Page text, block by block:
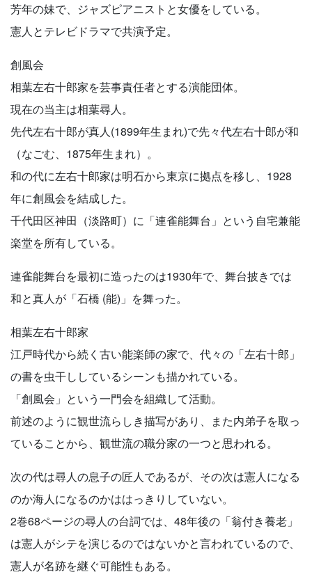
芳年の妹で、ジャズピアニストと女優をしている。
憲人とテレビドラマで共演予定。
創風会
相葉左右十郎家を芸事責任者とする演能団体。
現在の当主は相葉尋人。
先代左右十郎が真人(1899年生まれ)で先々代左右十郎が和
（なごむ、1875年生まれ）。
和の代に左右十郎家は明石から東京に拠点を移し、1928
年に創風会を結成した。
千代田区神田（淡路町）に「連雀能舞台」という自宅兼能
楽堂を所有している。
連雀能舞台を最初に造ったのは1930年で、舞台披きでは
和と真人が「石橋 (能)」を舞った。
相葉左右十郎家
江戸時代から続く古い能楽師の家で、代々の「左右十郎」
の書を虫干ししているシーンも描かれている。
「創風会」という一門会を組織して活動。
前述のように観世流らしき描写があり、また内弟子を取っ
ていることから、観世流の職分家の一つと思われる。
次の代は尋人の息子の匠人であるが、その次は憲人になる
のか海人になるのかははっきりしていない。
2巻68ページの尋人の台詞では、48年後の「翁付き養老」
は憲人がシテを演じるのではないかと言われているので、
憲人が名跡を継ぐ可能性もある。